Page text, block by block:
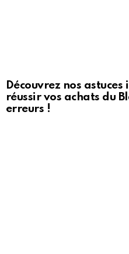
Découvrez nos
réussir vos achats du
erreurs !